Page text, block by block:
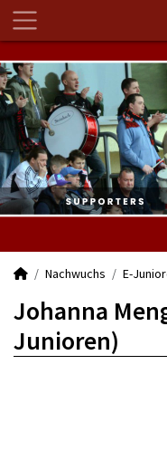
Nachwuchs E-
Johanna
Junioren)